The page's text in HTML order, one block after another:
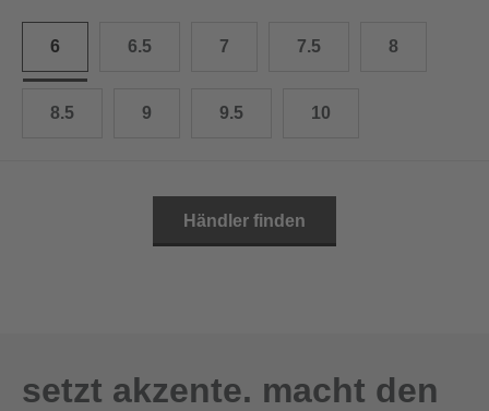
6 6.5 7 7.5 8
8.5 9 9.5 10
10.5 28.0 cm
Händler finden
setzt akzente. macht den